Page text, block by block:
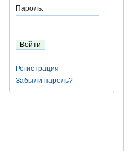
Пароль:
Регистрация
Забыли пароль?